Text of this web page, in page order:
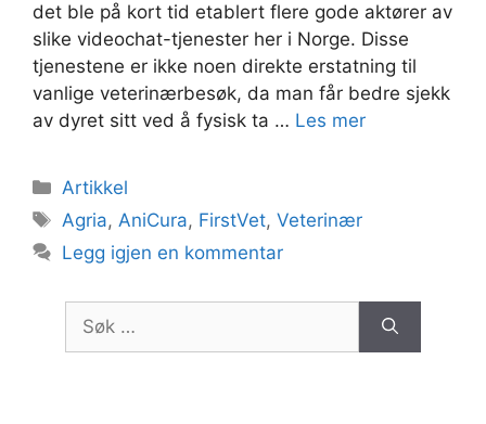
det ble på kort tid etablert flere gode aktører av
slike videochat-tjenester her i Norge. Disse
tjenestene er ikke noen direkte erstatning til
vanlige veterinærbesøk, da man får bedre sjekk
av dyret sitt ved å fysisk ta … Les mer
Kategorier
Artikkel
Stikkord
Agria,AniCura, FirstVet,Veterinær
Legg igjen en kommentar
Søk
etter: